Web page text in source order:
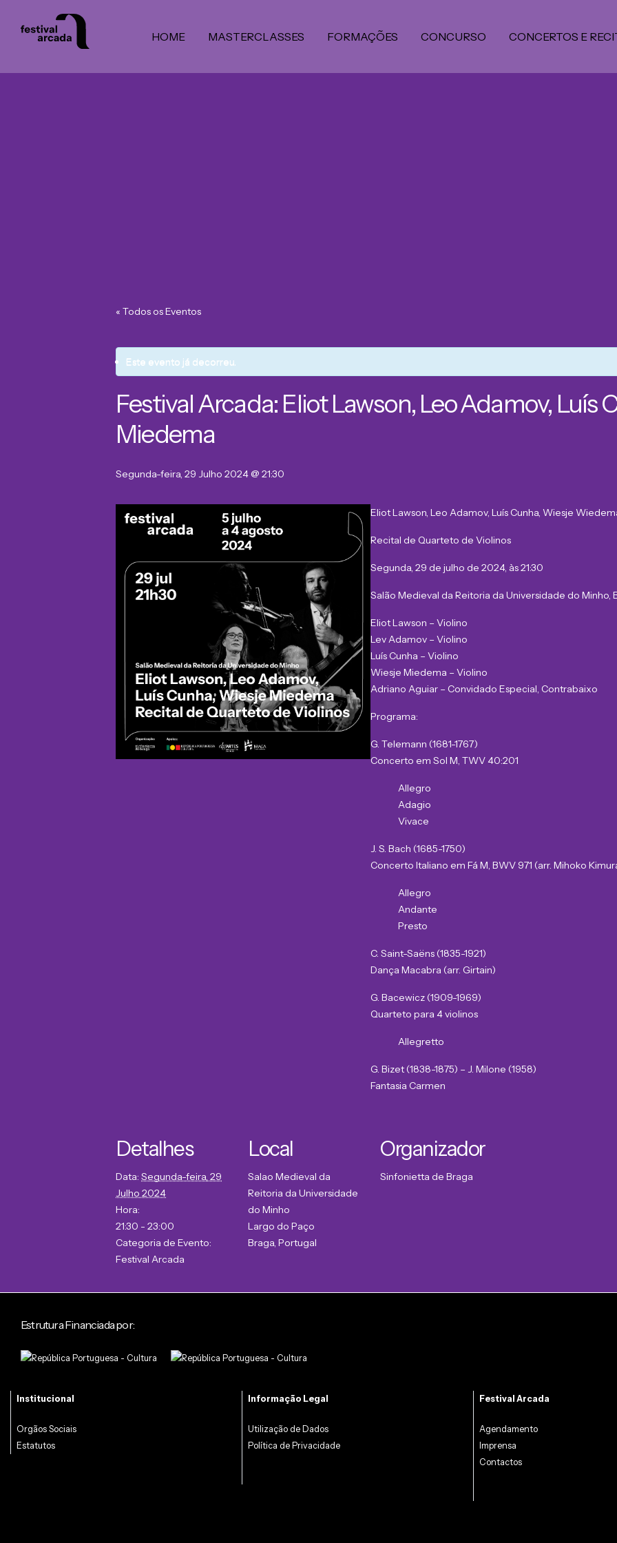
HOME MASTERCLASSES FORMAÇÕES CONCURSO CONCERTOS E
« Todos os Eventos
Este evento já decorreu.
Festival Arcada: Eliot Lawson, Leo Adamov, Luís
Miedema
Segunda-feira, 29 Julho 2024 @ 21:30
Eliot Lawson, Leo Adamov, Luís Cunha, Wiesje
Recital de Quarteto de Violinos
Segunda, 29 de julho de 2024, às 21:30
Salão Medieval da Reitoria da Universidade do Minho,
Eliot Lawson – Violino
Lev Adamov – Violino
Luís Cunha – Violino
Wiesje Miedema – Violino
Adriano Aguiar – Convidado Especial, Contrabaixo
Programa:
G. Telemann (1681-1767)
Concerto em Sol M, TWV 40:201
Allegro
Adagio
Vivace
J. S. Bach (1685-1750)
Concerto Italiano em Fá M, BWV 971 (arr. Mihoko
Allegro
Andante
Presto
C. Saint-Saëns (1835-1921)
Dança Macabra (arr. Girtain)
G. Bacewicz (1909-1969)
Quarteto para 4 violinos
Allegretto
⁠G. Bizet (1838-1875) – J. Milone (1958)
Fantasia Carmen
Detalhes
Data: Segunda-feira, 29
Julho 2024
Hora:
21:30 - 23:00
Categoria de Evento:
Festival Arcada
Local
Salao Medieval da
Reitoria da Universidade
do Minho
Largo do Paço
Braga, Portugal
Organizador
Sinfonietta de Braga
Estrutura Financiada por:
Institucional
Orgãos Sociais
Estatutos
Informação Legal
Utilização de Dados
Política de Privacidade
Festival Arcada
Agendamento
Imprensa
Contactos